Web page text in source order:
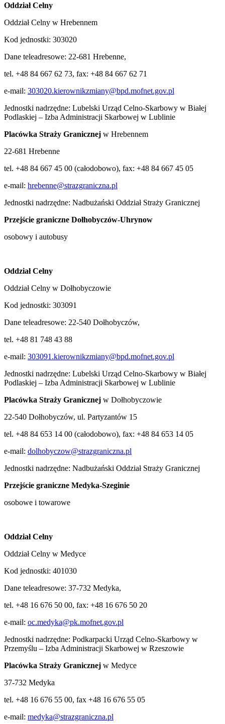
Oddział Celny
Oddział Celny w Hrebennem
Kod jednostki: 303020
Dane teleadresowe: 22-681 Hrebenne,
tel. +48 84 667 62 73, fax: +48 84 667 62 71
e-mail: 303020.kierownikzmiany@bpd.mofnet.gov.pl
Jednostki nadrzędne: Lubelski Urząd Celno-Skarbowy w Białej
Podlaskiej – Izba Administracji Skarbowej w Lublinie
Placówka Straży Granicznej w Hrebennem
22-681 Hrebenne
tel. +48 84 667 45 00 (całodobowo), fax: +48 84 667 45 05
e-mail: hrebenne@strazgraniczna.pl
Jednostki nadrzędne: Nadbużański Oddział Straży Granicznej
Przejście graniczne Dołhobyczów-Uhrynow
osobowy i autobusy
Oddział Celny
Oddział Celny w Dołhobyczowie
Kod jednostki: 303091
Dane teleadresowe: 22-540 Dołhobyczów,
tel. +48 81 748 43 88
e-mail: 303091.kierownikzmiany@bpd.mofnet.gov.pl
Jednostki nadrzędne: Lubelski Urząd Celno-Skarbowy w Białej
Podlaskiej – Izba Administracji Skarbowej w Lublinie
Placówka Straży Granicznej w Dołhobyczowie
22-540 Dołhobyczów, ul. Partyzantów 15
tel. +48 84 653 14 00 (całodobowo), fax: +48 84 653 14 05
e-mail: dolhobyczow@strazgraniczna.pl
Jednostki nadrzędne: Nadbużański Oddział Straży Granicznej
Przejście graniczne Medyka-Szeginie
osobowe i towarowe
Oddział Celny
Oddział Celny w Medyce
Kod jednostki: 401030
Dane teleadresowe: 37-732 Medyka,
tel. +48 16 676 50 00, fax: +48 16 676 50 20
e-mail: oc.medyka@pk.mofnet.gov.pl
Jednostki nadrzędne: Podkarpacki Urząd Celno-Skarbowy w
Przemyślu – Izba Administracji Skarbowej w Rzeszowie
Placówka Straży Granicznej w Medyce
37-732 Medyka
tel. +48 16 676 55 00, fax +48 16 676 55 05
e-mail: medyka@strazgraniczna.pl